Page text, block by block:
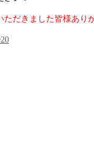
だきました皆様あり